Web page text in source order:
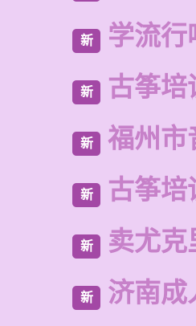
新 学流行
新 古筝培
新 福州市
新 古筝培
新 卖尤克
新 济南成